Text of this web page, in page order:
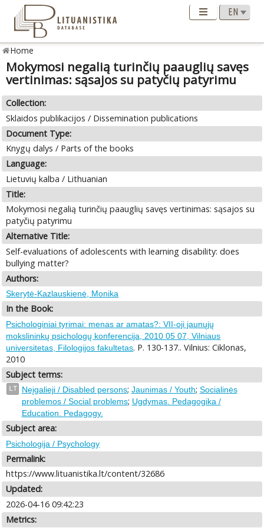
Home
Mokymosi negalią turinčių paauglių savęs
vertinimas: sąsajos su patyčių patyrimu
Collection:
Sklaidos publikacijos / Dissemination publications
Document Type:
Knygų dalys / Parts of the books
Language:
Lietuvių kalba / Lithuanian
Title:
Mokymosi negalią turinčių paauglių savęs vertinimas: sąsajos su
patyčių patyrimu
Alternative Title:
Self-evaluations of adolescents with learning disability: does
bullying matter?
Authors:
Skerytė-Kazlauskienė, Monika
In the Book:
Psichologiniai tyrimai: menas ar amatas?: VII-oji jaunųjų
mokslininkų psichologų konferencija, 2010 05 07, Vilniaus
universitetas, Filologijos fakultetas. P. 130-137.. Vilnius: Ciklonas,
2010
Subject terms:
LT Neįgalieji / Disabled persons; Jaunimas / Youth; Socialinės
problemos / Social problems; Ugdymas. Pedagogika /
Education. Pedagogy.
Subject area:
Psichologija / Psychology
Permalink:
https://www.lituanistika.lt/content/32686
Updated:
2026-04-16 09:42:23
Metrics: